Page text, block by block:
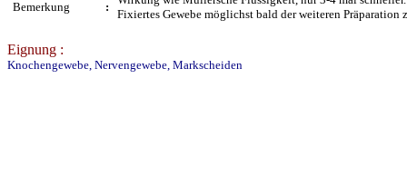
Bemerkung :
Fixiertes Gewebe möglichst bald der weiteren Präparation
Eignung :
Knochengewebe, Nervengewebe, Markscheiden